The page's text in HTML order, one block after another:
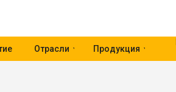
Отрасли Продукция